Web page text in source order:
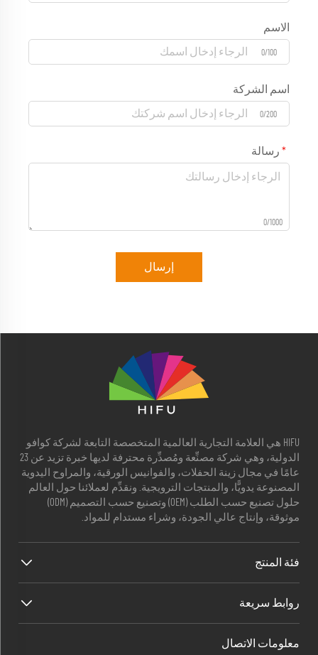
الاسم
0/100
اسم الشركة
0/200
رسالة
0/1000
إرسال
HIFU هي العلامة التجارية العالمية المتخصصة التابعة لشركة كوافو
الدولية، وهي شركة مصنِّعة ومُصدِّرة محترفة لديها خبرة تزيد عن 23
عامًا في مجال زينة الحفلات، والفوانيس الورقية، والمراوح اليدوية
المصنوعة يدويًّا، والمنتجات الترويجية. ونقدِّم لعملائنا حول العالم
حلول تصنيع حسب الطلب (OEM) وتصنيع حسب التصميم (ODM)
موثوقة، وإنتاج عالي الجودة، وشراء مستدام للمواد.
فئة المنتج
روابط سريعة
معلومات الاتصال